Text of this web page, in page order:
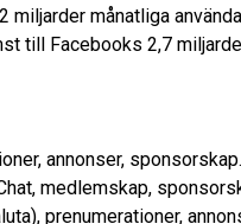
miljarder månatliga
till Facebooks 2,7
annonser, sponsorskap.
medlemskap,
prenumerationer,